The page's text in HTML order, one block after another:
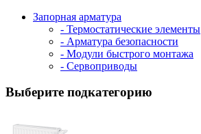
Запорная арматура
- Термостатические элементы
- Арматура безопасности
- Модули быстрого монтажа
- Сервоприводы
Выберите подкатегорию